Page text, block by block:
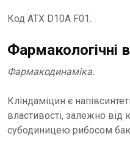
Код АТХ D10A F01.
Фармакологічні
Фармакодинаміка.
Кліндаміцин є
властивості, залежно від
субодиницею рибосом